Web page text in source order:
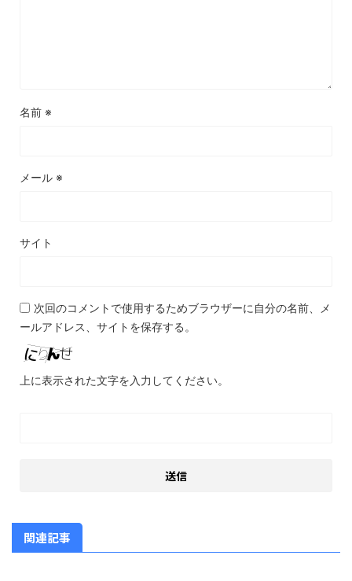
名前 ※
メール ※
サイト
次回のコメントで使用するためブラウザーに自分の名前、メ
ールアドレス、サイトを保存する。
上に表示された文字を入力してください。
関連記事